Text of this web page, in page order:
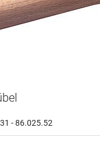
- 86.025.52